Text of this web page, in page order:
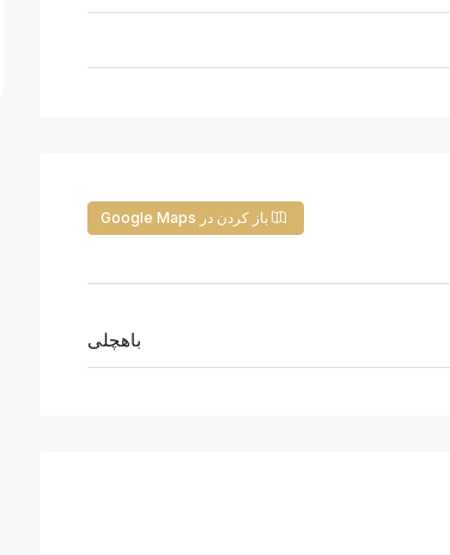
باز کردن در Google Maps
باهچلی